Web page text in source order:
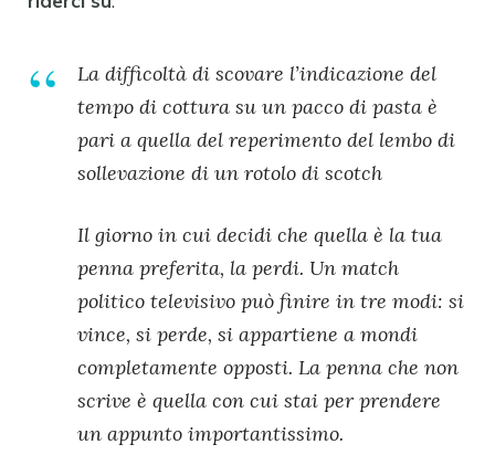
La difficoltà di scovare l’indicazione del
tempo di cottura su un pacco di pasta è
pari a quella del reperimento del lembo di
sollevazione di un rotolo di scotch
Il giorno in cui decidi che quella è la tua
penna preferita, la perdi. Un match
politico televisivo può finire in tre modi: si
vince, si perde, si appartiene a mondi
completamente opposti. La penna che non
scrive è quella con cui stai per prendere
un appunto importantissimo.